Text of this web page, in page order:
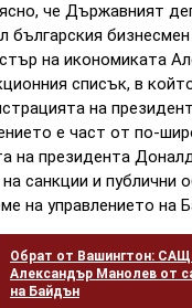
че Държавният
българския
на икономиката
списък, в
на
е част от по-
на президента
санкции и публични
на управлението на
Обрат от Вашингтон: САЩ
Александър Манолев от
на Байдън